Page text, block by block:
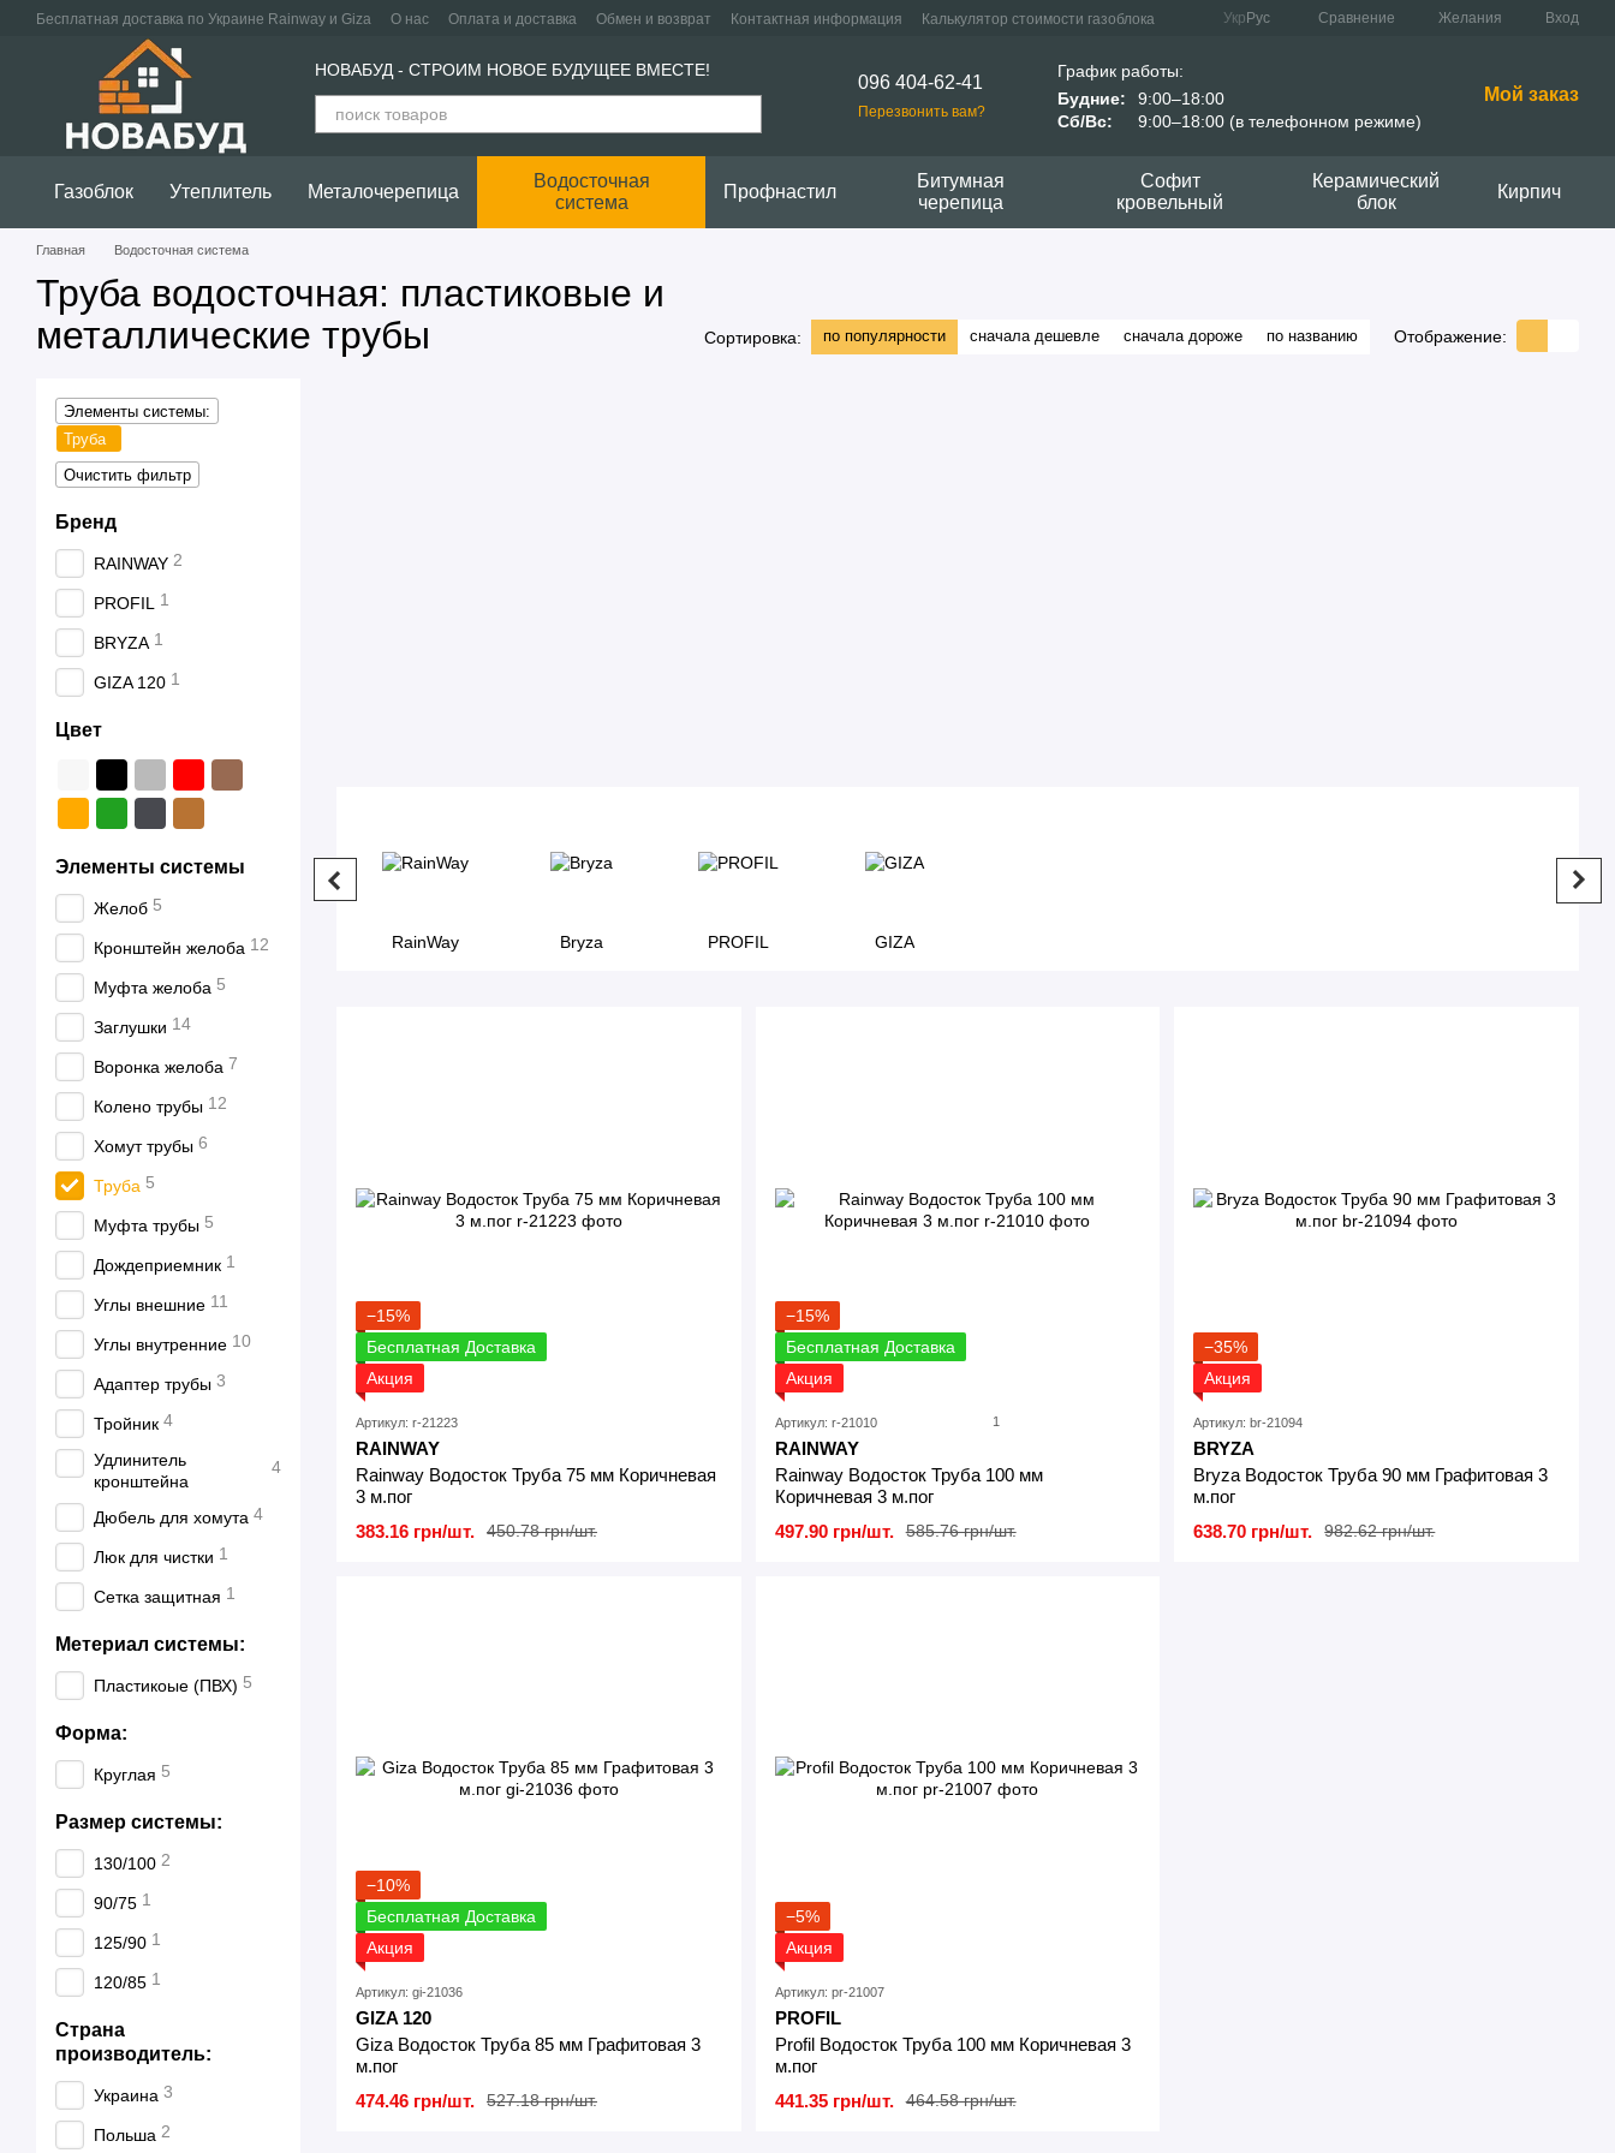
Перейти к основному контенту
Бесплатная доставка по Украине Rainway и Giza О нас Оплата и доставка Обмен и возврат Контактная информация
Калькулятор стоимости газоблока
Политика конфиденциальности
Укр Рус Сравнение Желания Вход
НОВАБУД - СТРОИМ НОВОЕ БУДУЩЕЕ ВМЕСТЕ!
096 404-62-41
Перезвонить вам?
График работы:
Будние:
9:00–18:00
Сб/Вс:
9:00–18:00 (в телефонном режиме)
Мой заказ
Газоблок Утеплитель Металочерепица
Водосточная
система
Профнастил
Битумная
черепица
Софит
кровельный
Керамический
блок
Кирпич
Главная Водосточная система
Труба водосточная: пластиковые и
металлические трубы
Сортировка: по популярности сначала дешевле сначала дороже по названию Отображение:
RainWay Bryza PROFIL GIZA
−15%
Бесплатная Доставка
Акция
Артикул: r-21223
RAINWAY
Rainway Водосток Труба 75 мм Коричневая
3 м.пог
450.78 грн/шт.
383.16 грн/шт.
−15%
Бесплатная Доставка
Акция
Артикул: r-21010 1
RAINWAY
Rainway Водосток Труба 100 мм
Коричневая 3 м.пог
585.76 грн/шт.
497.90 грн/шт.
−35%
Акция
Артикул: br-21094
BRYZA
Bryza Водосток Труба 90 мм Графитовая 3
м.пог
982.62 грн/шт.
638.70 грн/шт.
−10%
Бесплатная Доставка
Акция
Артикул: gi-21036
GIZA 120
Giza Водосток Труба 85 мм Графитовая 3
м.пог
527.18 грн/шт.
474.46 грн/шт.
−5%
Акция
Артикул: pr-21007
PROFIL
Profil Водосток Труба 100 мм Коричневая 3
м.пог
464.58 грн/шт.
441.35 грн/шт.
Элементы системы:
Труба
Очистить фильтр
Бренд
RAINWAY 2
PROFIL 1
BRYZA 1
GIZA 120 1
Цвет
Элементы системы
Желоб 5
Кронштейн желоба 12
Муфта желоба 5
Заглушки 14
Воронка желоба 7
Колено трубы 12
Хомут трубы 6
Труба 5
Муфта трубы 5
Дождеприемник 1
Углы внешние 11
Углы внутренние 10
Адаптер трубы 3
Тройник 4
Удлинитель
кронштейна
4
Дюбель для хомута 4
Люк для чистки 1
Сетка защитная 1
Метериал системы:
Пластикоые (ПВХ) 5
Форма:
Круглая 5
Размер системы:
130/100 2
90/75 1
125/90 1
120/85 1
Страна
производитель:
Украина 3
Польша 2